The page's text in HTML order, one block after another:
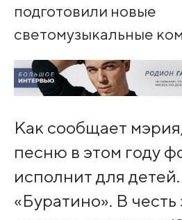
подготовили новые
светомузыкальные
Как сообщает
песню в этом году
исполнит для
«Буратино». В честь